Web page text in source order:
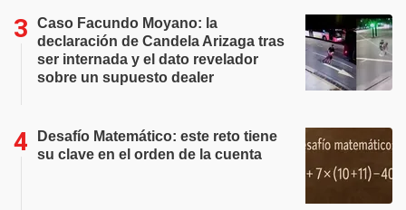
Caso Facundo Moyano: la
declaración de Candela Arizaga tras
ser internada y el dato revelador
sobre un supuesto dealer
Desafío Matemático: este reto tiene
su clave en el orden de la cuenta